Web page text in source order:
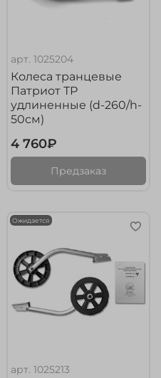
арт.1025204
Колеса транцевые
Патриот ТР
удлиненные (d-260/h-
50см)
4 760₽
Предзаказ
Ожидается
арт.1025213